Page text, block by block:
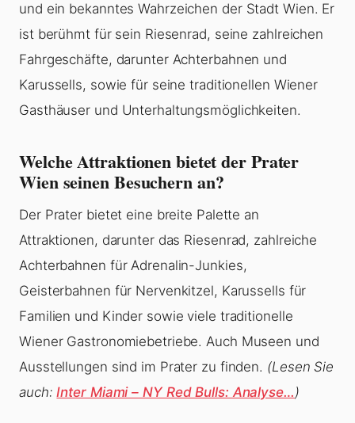
und ein bekanntes Wahrzeichen der Stadt Wien. Er
ist berühmt für sein Riesenrad, seine zahlreichen
Fahrgeschäfte, darunter Achterbahnen und
Karussells, sowie für seine traditionellen Wiener
Gasthäuser und Unterhaltungsmöglichkeiten.
Welche Attraktionen bietet der Prater
Wien seinen Besuchern an?
Der Prater bietet eine breite Palette an
Attraktionen, darunter das Riesenrad, zahlreiche
Achterbahnen für Adrenalin-Junkies,
Geisterbahnen für Nervenkitzel, Karussells für
Familien und Kinder sowie viele traditionelle
Wiener Gastronomiebetriebe. Auch Museen und
Ausstellungen sind im Prater zu finden. (Lesen Sie
auch:Inter Miami – NY Red Bulls: Analyse…)